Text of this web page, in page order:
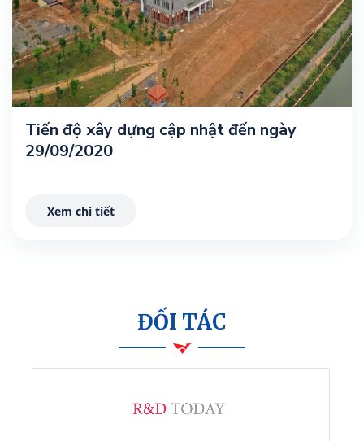
Tiến độ xây dựng cập nhật đến ngày
29/09/2020
Xem chi tiết
ĐỐI TÁC